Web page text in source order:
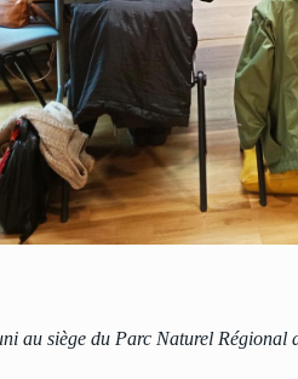
au siège du Parc Naturel Régional